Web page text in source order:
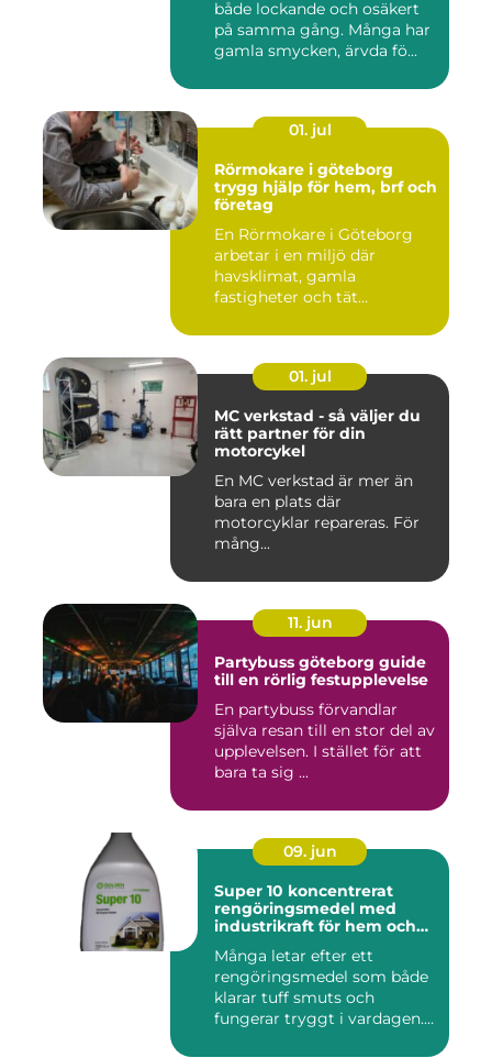
både lockande och osäkert
på samma gång. Många har
gamla smycken, ärvda fö...
01. jul
Rörmokare i göteborg
trygg hjälp för hem, brf och
företag
En Rörmokare i Göteborg
arbetar i en miljö där
havsklimat, gamla
fastigheter och tät
01. jul
MC verkstad - så väljer du
rätt partner för din
motorcykel
En MC verkstad är mer än
bara en plats där
motorcyklar repareras. För
mång...
11. jun
Partybuss göteborg guide
till en rörlig festupplevelse
En partybuss förvandlar
själva resan till en stor del av
upplevelsen. I stället för att
bara ta sig ...
09. jun
Super 10 koncentrerat
rengöringsmedel med
industrikraft för hem och
Många letar efter ett
rengöringsmedel som både
klarar tuff smuts och
fungerar tryggt i vardagen.